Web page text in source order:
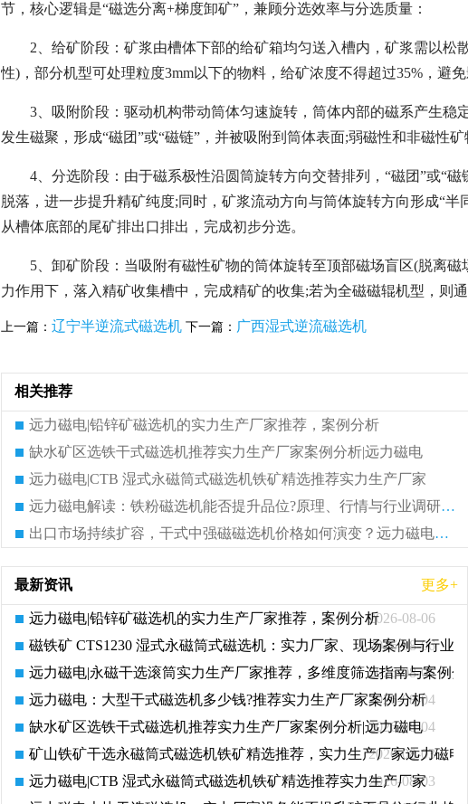
节，核心逻辑是“磁选分离+梯度卸矿”，兼顾分选效率与分选质量：
2、给矿阶段：矿浆由槽体下部的给矿箱均匀送入槽内，矿浆需以
性)，部分机型可处理粒度3mm以下的物料，给矿浓度不得超过35%，避免
3、吸附阶段：驱动机构带动筒体匀速旋转，筒体内部的磁系产生
发生磁聚，形成“磁团”或“磁链”，并被吸附到筒体表面;弱磁性和非磁性
4、分选阶段：由于磁系极性沿圆筒旋转方向交替排列，“磁团”或“
脱落，进一步提升精矿纯度;同时，矿浆流动方向与筒体旋转方向形成“
从槽体底部的尾矿排出口排出，完成初步分选。
5、卸矿阶段：当吸附有磁性矿物的筒体旋转至顶部磁场盲区(脱离
力作用下，落入精矿收集槽中，完成精矿的收集;若为全磁磁辊机型，则
上一篇： 辽宁半逆流式磁选机 下一篇： 广西湿式逆流磁选机
相关推荐
远力磁电|铅锌矿磁选机的实力生产厂家推荐，案例分析
缺水矿区选铁干式磁选机推荐实力生产厂家案例分析|远力磁电
远力磁电|CTB 湿式永磁筒式磁选机铁矿精选推荐实力生产厂家
远力磁电解读：铁粉磁选机能否提升品位?原理、行情与行业调研参考
出口市场持续扩容，干式中强磁磁选机价格如何演变？远力磁电预判前景
最新资讯 更多+
2026-08-06
远力磁电|铅锌矿磁选机的实力生产厂家推荐，案例分析
2026-08-06
磁铁矿 CTS1230 湿式永磁筒式磁选机：实力厂家、现场案例与行业参
2026-08-05
远力磁电|永磁干选滚筒实力生产厂家推荐，多维度筛选指南与案例分
2026-08-04
远力磁电：大型干式磁选机多少钱?推荐实力生产厂家案例分析
2026-08-04
缺水矿区选铁干式磁选机推荐实力生产厂家案例分析|远力磁电
2026-08-03
矿山铁矿干选永磁筒式磁选机铁矿精选推荐，实力生产厂家远力磁电
2026-08-03
远力磁电|CTB 湿式永磁筒式磁选机铁矿精选推荐实力生产厂家